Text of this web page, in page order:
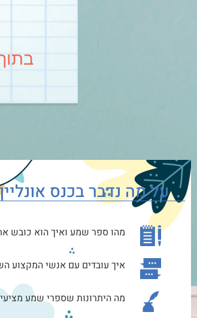
בתוך 90 דקות נלמד איך להוציא לאור
על מה נדבר בכנס
מהו ספר שמע ואיך הוא כובש
איך עובדים עם אנשי המקצוע
מה היתרונות שספרי שמע